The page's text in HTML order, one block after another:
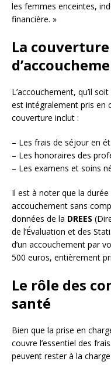
les femmes enceintes,
financière. »
La
L’accouchement, qu’il
est intégralement pris en
couverture inclut :
– Les frais de séjour en
– Les honoraires des
– Les examens et soins
Il est à noter que la
accouchement sans
données de la DREES
de l’Évaluation et des
d’un accouchement par
500 euros, entièrement
Le rôle des
santé
Bien que la prise en
couvre l’essentiel des
peuvent rester à la